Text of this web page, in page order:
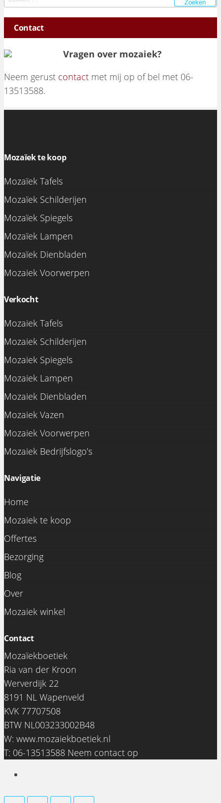
Contact
Vragen over mozaiek?
Neem gerust contact met mij op of bel met 06-
13513588.
Mozaïek te koop
Mozaïek Tafels
Mozaïek Schilderijen
Mozaïek Spiegels
Mozaïek Lampen
Mozaïek Dienbladen
Mozaiek Voorwerpen
Verkocht
Mozaiek Tafels
Mozaiek Schilderijen
Mozaiek Spiegels
Mozaiek Lampen
Mozaiek Dienbladen
Mozaiek Vazen
Mozaiek Voorwerpen
Mozaiek Bedrijfslogo’s
Navigatie
Home
Mozaiek te koop
Offertes
Bezorging
Blog
Over
Mozaiek winkel
Contact
Mozaïekboetiek
Ria van der Kroon
Werverdijk 22
8191 NL Wapenveld
KVK 77707508
BTW NL003233002B48
W: www.mozaiekboetiek.nl
T: 06-13513588 Neem contact op
0
€0,00